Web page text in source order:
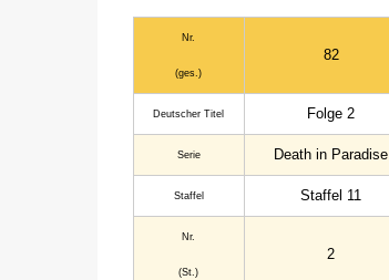
Nr.
(ges.)
82
Deutscher Titel Folge 2
Serie Death in Paradise
Staffel Staffel 11
Nr.
(St.)
2